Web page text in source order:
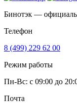
Бинотэк —
Телефон
8 (499) 229 62 00
Режим работы
Пн-Вс: c 09:00 до
Почта